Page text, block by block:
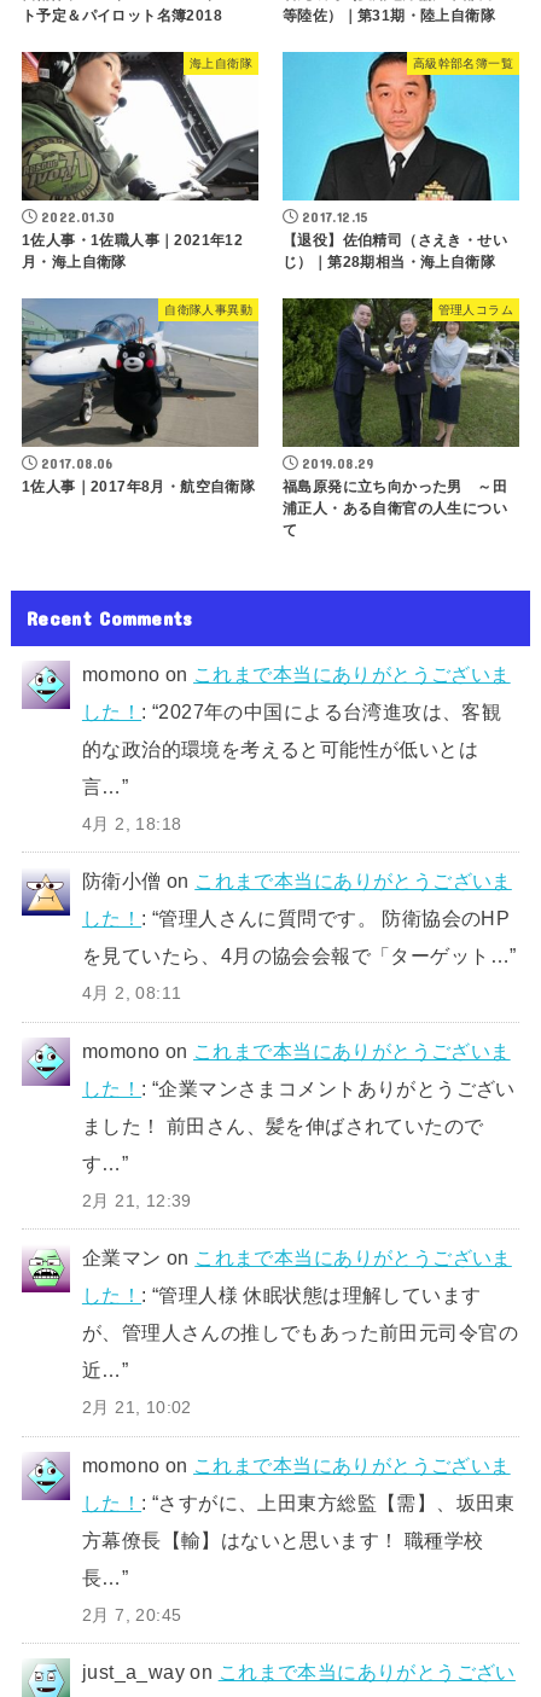
ト予定＆パイロット名簿2018
等陸佐）｜第31期・陸上自衛隊
海上自衛隊
2022.01.30
1佐人事・1佐職人事｜2021年12
月・海上自衛隊
高級幹部名簿一覧
2017.12.15
【退役】佐伯精司（さえき・せい
じ）｜第28期相当・海上自衛隊
自衛隊人事異動
2017.08.06
1佐人事｜2017年8月・航空自衛隊
管理人コラム
2019.08.29
福島原発に立ち向かった男 ～田
浦正人・ある自衛官の人生につい
て
Recent Comments
momono on これまで本当にありがとうございま
した！ : “2027年の中国による台湾進攻は、客観
的な政治的環境を考えると可能性が低いとは
言…”
4月 2, 18:18
防衛小僧 on これまで本当にありがとうございま
した！ : “管理人さんに質問です。 防衛協会のHP
を見ていたら、4月の協会会報で「ターゲット…”
4月 2, 08:11
momono on これまで本当にありがとうございま
した！ : “企業マンさまコメントありがとうござい
ました！ 前田さん、髪を伸ばされていたので
す…”
2月 21, 12:39
企業マン on これまで本当にありがとうございま
した！ : “管理人様 休眠状態は理解しています
が、管理人さんの推しでもあった前田元司令官の
近…”
2月 21, 10:02
momono on これまで本当にありがとうございま
した！ : “さすがに、上田東方総監【需】、坂田東
方幕僚長【輸】はないと思います！ 職種学校
長…”
2月 7, 20:45
just_a_way on これまで本当にありがとうござい